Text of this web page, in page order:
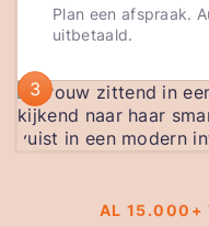
Plan een afspraak.
uitbetaald.
3
AL 15.000+